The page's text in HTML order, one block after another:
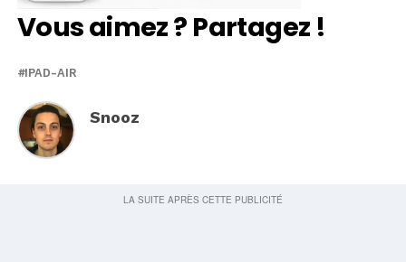
Vous aimez ? Partagez !
IPAD-AIR
Snooz